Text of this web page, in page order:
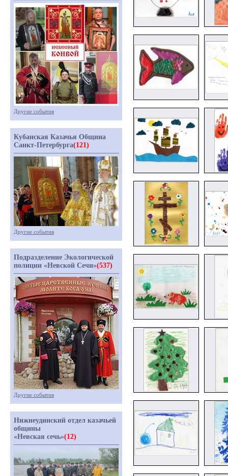
Другие события
Кубанская Казачья Община
Санкт-Петербурга(121)
Другие события
Подразделение Экологической
полиции «Невской Сечи»(537)
Другие события
Нижнеудинский отдел казачьей
общины
«Невская сечь»(12)